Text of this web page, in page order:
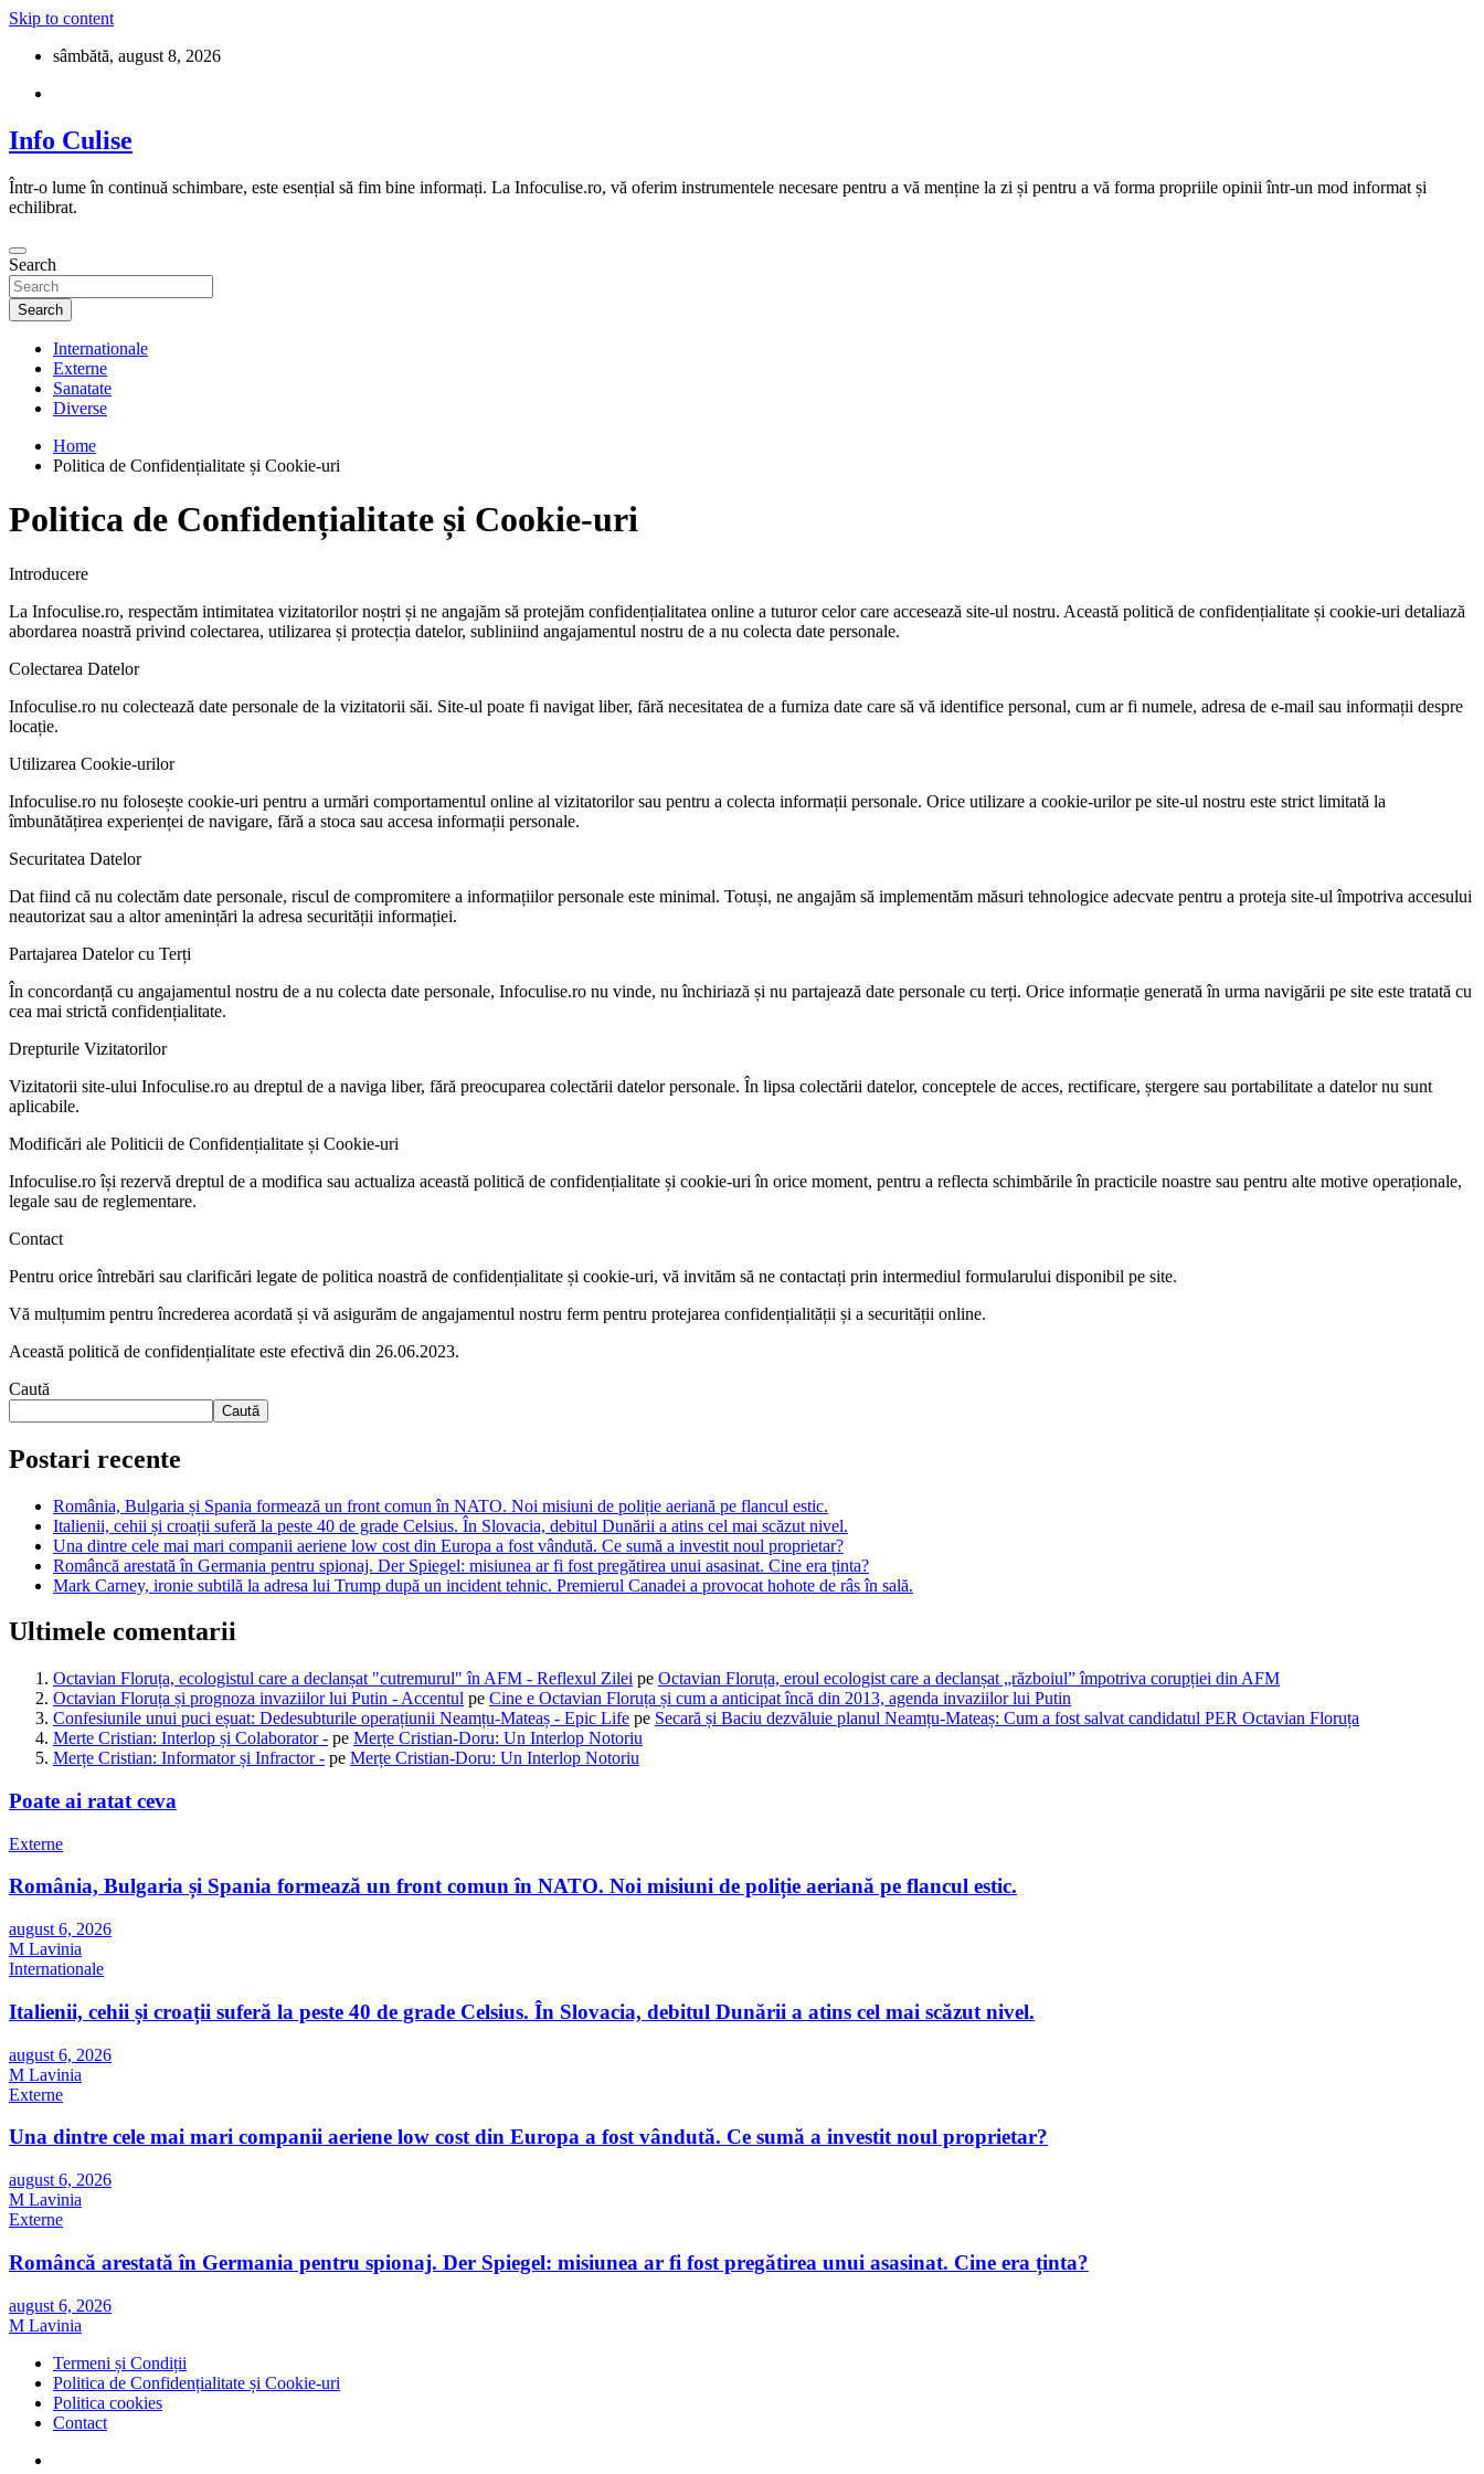
Skip to content
sâmbătă, august 8, 2026
Info Culise
Într-o lume în continuă schimbare, este esențial să fim bine informați. La Infoculise.ro, vă oferim instrumentele necesare pentru a vă menține la zi și pentru a vă forma propriile opinii într-un mod informat și
echilibrat.
Search
Search
Internationale
Externe
Sanatate
Diverse
Home
Politica de Confidențialitate și Cookie-uri
Politica de Confidențialitate și Cookie-uri
Introducere
La Infoculise.ro, respectăm intimitatea vizitatorilor noștri și ne angajăm să protejăm confidențialitatea online a tuturor celor care accesează site-ul nostru. Această politică de confidențialitate și cookie-uri detaliază
abordarea noastră privind colectarea, utilizarea și protecția datelor, subliniind angajamentul nostru de a nu colecta date personale.
Colectarea Datelor
Infoculise.ro nu colectează date personale de la vizitatorii săi. Site-ul poate fi navigat liber, fără necesitatea de a furniza date care să vă identifice personal, cum ar fi numele, adresa de e-mail sau informații despre
locație.
Utilizarea Cookie-urilor
Infoculise.ro nu folosește cookie-uri pentru a urmări comportamentul online al vizitatorilor sau pentru a colecta informații personale. Orice utilizare a cookie-urilor pe site-ul nostru este strict limitată la
îmbunătățirea experienței de navigare, fără a stoca sau accesa informații personale.
Securitatea Datelor
Dat fiind că nu colectăm date personale, riscul de compromitere a informațiilor personale este minimal. Totuși, ne angajăm să implementăm măsuri tehnologice adecvate pentru a proteja site-ul împotriva accesului
neautorizat sau a altor amenințări la adresa securității informației.
Partajarea Datelor cu Terți
În concordanță cu angajamentul nostru de a nu colecta date personale, Infoculise.ro nu vinde, nu închiriază și nu partajează date personale cu terți. Orice informație generată în urma navigării pe site este tratată cu
cea mai strictă confidențialitate.
Drepturile Vizitatorilor
Vizitatorii site-ului Infoculise.ro au dreptul de a naviga liber, fără preocuparea colectării datelor personale. În lipsa colectării datelor, conceptele de acces, rectificare, ștergere sau portabilitate a datelor nu sunt
aplicabile.
Modificări ale Politicii de Confidențialitate și Cookie-uri
Infoculise.ro își rezervă dreptul de a modifica sau actualiza această politică de confidențialitate și cookie-uri în orice moment, pentru a reflecta schimbările în practicile noastre sau pentru alte motive operaționale,
legale sau de reglementare.
Contact
Pentru orice întrebări sau clarificări legate de politica noastră de confidențialitate și cookie-uri, vă invităm să ne contactați prin intermediul formularului disponibil pe site.
Vă mulțumim pentru încrederea acordată și vă asigurăm de angajamentul nostru ferm pentru protejarea confidențialității și a securității online.
Această politică de confidențialitate este efectivă din 26.06.2023.
Caută
Caută
Postari recente
România, Bulgaria și Spania formează un front comun în NATO. Noi misiuni de poliție aeriană pe flancul estic.
Italienii, cehii și croații suferă la peste 40 de grade Celsius. În Slovacia, debitul Dunării a atins cel mai scăzut nivel.
Una dintre cele mai mari companii aeriene low cost din Europa a fost vândută. Ce sumă a investit noul proprietar?
Româncă arestată în Germania pentru spionaj. Der Spiegel: misiunea ar fi fost pregătirea unui asasinat. Cine era ținta?
Mark Carney, ironie subtilă la adresa lui Trump după un incident tehnic. Premierul Canadei a provocat hohote de râs în sală.
Ultimele comentarii
Octavian Floruța, ecologistul care a declanșat "cutremurul" în AFM - Reflexul Zilei pe Octavian Floruța, eroul ecologist care a declanșat „războiul” împotriva corupției din AFM
Octavian Floruța și prognoza invaziilor lui Putin - Accentul pe Cine e Octavian Floruța și cum a anticipat încă din 2013, agenda invaziilor lui Putin
Confesiunile unui puci eșuat: Dedesubturile operațiunii Neamțu-Mateaș - Epic Life pe Secară și Baciu dezvăluie planul Neamțu-Mateaș: Cum a fost salvat candidatul PER Octavian Floruța
Merte Cristian: Interlop și Colaborator - pe Merțe Cristian-Doru: Un Interlop Notoriu
Merțe Cristian: Informator și Infractor - pe Merțe Cristian-Doru: Un Interlop Notoriu
Poate ai ratat ceva
Externe
România, Bulgaria și Spania formează un front comun în NATO. Noi misiuni de poliție aeriană pe flancul estic.
august 6, 2026
M Lavinia
Internationale
Italienii, cehii și croații suferă la peste 40 de grade Celsius. În Slovacia, debitul Dunării a atins cel mai scăzut nivel.
august 6, 2026
M Lavinia
Externe
Una dintre cele mai mari companii aeriene low cost din Europa a fost vândută. Ce sumă a investit noul proprietar?
august 6, 2026
M Lavinia
Externe
Româncă arestată în Germania pentru spionaj. Der Spiegel: misiunea ar fi fost pregătirea unui asasinat. Cine era ținta?
august 6, 2026
M Lavinia
Termeni și Condiții
Politica de Confidențialitate și Cookie-uri
Politica cookies
Contact